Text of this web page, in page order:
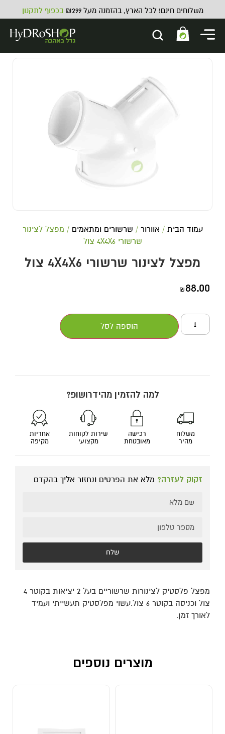
משלוחים חינם! לכל הארץ, בהזמנה מעל ₪299 בכפוף לתקנון
עמוד הבית / אוורור / שרשורים ומתאמים / מפצל לצינור
שרשורי 4X4X6 צול
מפצל לצינור שרשורי 4X4X6 צול
₪88.00
הוספה לסל
למה להזמין מהידרושופ?
משלוח
מהיר
רכישה
מאובטחת
שירות לקוחות
מקצועי
אחריות
מקיפה
זקוק לעזרה? מלא את הפרטים ונחזור אליך בהקדם
שלח
מפצל פלסטיק לצינורות שרשוריים בעל 2 יציאות בקוטר 4
צול וכניסה בקוטר 6 צול.עשוי מפלסטיק תעשייתי ועמיד
לאורך זמן.
מוצרים נוספים
420SCIENCE Pop-Top -
420SCIENCE Pop-Top Small
₪